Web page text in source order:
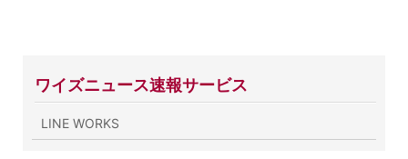
ワイズニュース速報サービス
LINE WORKS